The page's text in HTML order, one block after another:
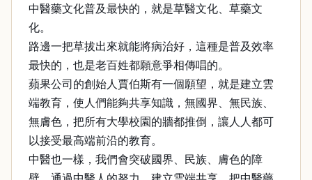
中醫藥文化普及最快的，就是草醫文化、草藥文
化。
路邊一把草拔出來就能將病治好，這種是普及效率
最快的，也是老百姓都願意爭相傳唱的。
蘋果公司的創始人賈伯斯有一個願望，就是建立雲
端教育，使人們能夠共享知識，無國界、無民族、
無膚色，把所有大學校園的牆都推倒，讓人人都可
以接受最高端前沿的教育。
中醫也一樣，我們會突破國界、民族、膚色的障